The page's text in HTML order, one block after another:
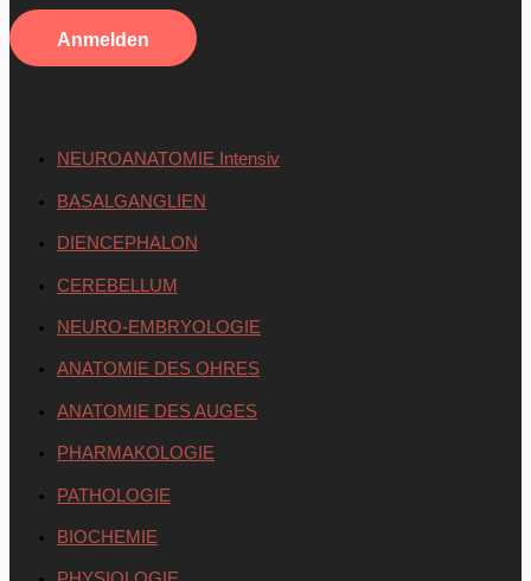
NEUROANATOMIE Intensiv
BASALGANGLIEN
DIENCEPHALON
CEREBELLUM
NEURO-EMBRYOLOGIE
ANATOMIE DES OHRES
ANATOMIE DES AUGES
PHARMAKOLOGIE
PATHOLOGIE
BIOCHEMIE